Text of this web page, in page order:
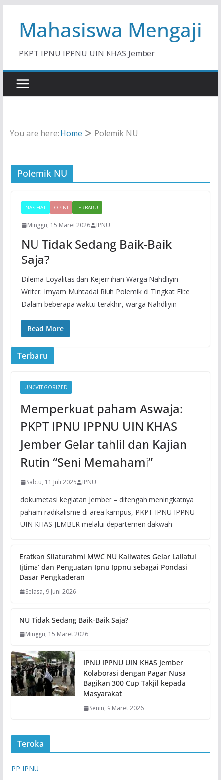
contentMahasiswa Mengaji
PKPT IPNU IPPNU UIN KHAS Jember
You are here:Home Polemik NU
Polemik NU
NASIHAT OPINI TERBARU
Minggu, 15 Maret 2026 IPNU
NU Tidak Sedang Baik-Baik
Saja?
Dilema Loyalitas dan Kejernihan Warga Nahdliyin
Writer: Imyam Muhtadai Riuh Polemik di Tingkat Elite
Dalam beberapa waktu terakhir, warga Nahdliyin
Read More
Terbaru
UNCATEGORIZED
Memperkuat paham Aswaja:
PKPT IPNU IPPNU UIN KHAS
Jember Gelar tahlil dan Kajian
Rutin “Seni Memahami”
Sabtu, 11 Juli 2026 IPNU
dokumetasi kegiatan Jember – ditengah meningkatnya
paham radikalisme di area kampus, PKPT IPNU IPPNU
UIN KHAS JEMBER melalui departemen dakwah
Eratkan Silaturahmi MWC NU Kaliwates Gelar Lailatul
Ijtima’ dan Penguatan Ipnu Ippnu sebagai Pondasi
Dasar Pengkaderan
Selasa, 9 Juni 2026
NU Tidak Sedang Baik-Baik Saja?
Minggu, 15 Maret 2026
IPNU IPPNU UIN KHAS Jember
Kolaborasi dengan Pagar Nusa
Bagikan 300 Cup Takjil kepada
Masyarakat
Senin, 9 Maret 2026
Teroka
PP IPNU